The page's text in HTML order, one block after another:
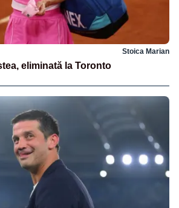
Stoica Marian
eliminată la Toronto